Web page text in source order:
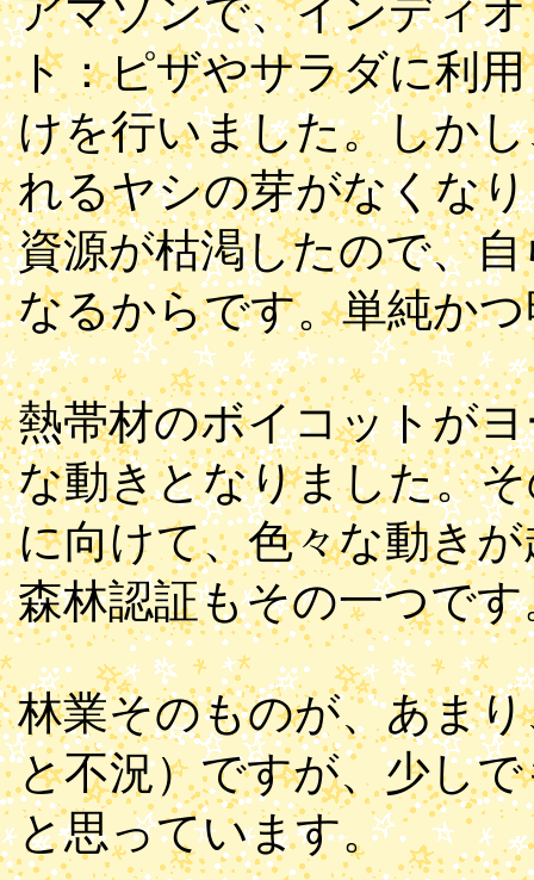
アマゾンで、インディ
ト：ピザやサラダに利
けを行いました。しか
れるヤシの芽がなくな
資源が枯渇したので、
なるからです。単純か
熱帯材のボイコットが
な動きとなりました。
に向けて、色々な動き
森林認証もその一つです
林業そのものが、あま
と不況）ですが、少し
と思っています。